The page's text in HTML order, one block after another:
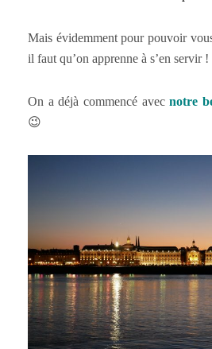
Mais évidemment pour pouvoir
il faut qu’on apprenne à s’en servir !
On a déjà commencé avecnotre
😉